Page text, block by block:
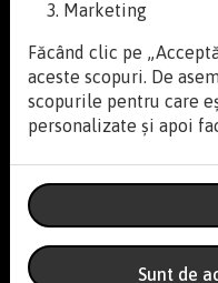
CLANDESTIN
EYEDROPS
7
DAYS ON END
GODMODE
8
Zennyth
BUCĂȚI
Reverse The
Stă să intre
Stă să intre
Marketing
Făcând clic pe
aceste scopuri. De
scopurile pentru care
personalizate și apoi
Sunt de